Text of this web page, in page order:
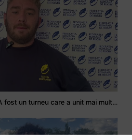
Stejarul Iulian Hartig: A fost un turneu care a unit mai mult echipa